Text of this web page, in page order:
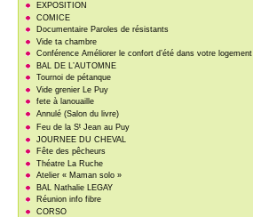
EXPOSITION
COMICE
Documentaire Paroles de résistants
Vide ta chambre
Conférence Améliorer le confort d’été dans votre logement
BAL DE L’AUTOMNE
Tournoi de pétanque
Vide grenier Le Puy
fete à lanouaille
Annulé (Salon du livre)
Feu de la St Jean au Puy
JOURNEE DU CHEVAL
Fête des pêcheurs
Théatre La Ruche
Atelier « Maman solo »
BAL Nathalie LEGAY
Réunion info fibre
CORSO